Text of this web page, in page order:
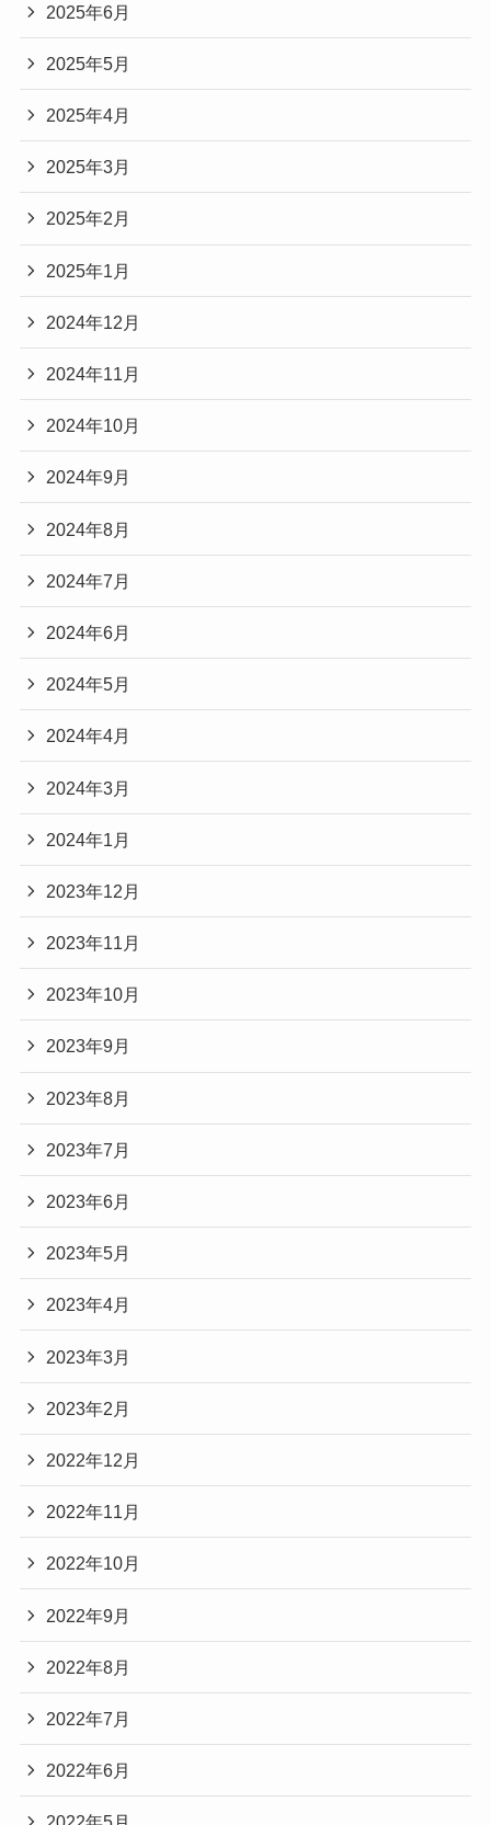
2025年6月
2025年5月
2025年4月
2025年3月
2025年2月
2025年1月
2024年12月
2024年11月
2024年10月
2024年9月
2024年8月
2024年7月
2024年6月
2024年5月
2024年4月
2024年3月
2024年1月
2023年12月
2023年11月
2023年10月
2023年9月
2023年8月
2023年7月
2023年6月
2023年5月
2023年4月
2023年3月
2023年2月
2022年12月
2022年11月
2022年10月
2022年9月
2022年8月
2022年7月
2022年6月